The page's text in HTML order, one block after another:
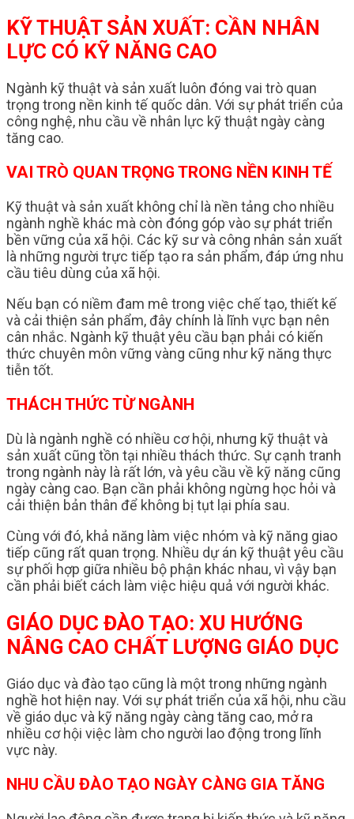
KỸ THUẬT SẢN XUẤT: CẦN NHÂN
LỰC CÓ KỸ NĂNG CAO
Ngành kỹ thuật và sản xuất luôn đóng vai trò quan
trọng trong nền kinh tế quốc dân. Với sự phát triển của
công nghệ, nhu cầu về nhân lực kỹ thuật ngày càng
tăng cao.
VAI TRÒ QUAN TRỌNG TRONG NỀN KINH TẾ
Kỹ thuật và sản xuất không chỉ là nền tảng cho nhiều
ngành nghề khác mà còn đóng góp vào sự phát triển
bền vững của xã hội. Các kỹ sư và công nhân sản xuất
là những người trực tiếp tạo ra sản phẩm, đáp ứng nhu
cầu tiêu dùng của xã hội.
Nếu bạn có niềm đam mê trong việc chế tạo, thiết kế
và cải thiện sản phẩm, đây chính là lĩnh vực bạn nên
cân nhắc. Ngành kỹ thuật yêu cầu bạn phải có kiến
thức chuyên môn vững vàng cũng như kỹ năng thực
tiễn tốt.
THÁCH THỨC TỪ NGÀNH
Dù là ngành nghề có nhiều cơ hội, nhưng kỹ thuật và
sản xuất cũng tồn tại nhiều thách thức. Sự cạnh tranh
trong ngành này là rất lớn, và yêu cầu về kỹ năng cũng
ngày càng cao. Bạn cần phải không ngừng học hỏi và
cải thiện bản thân để không bị tụt lại phía sau.
Cùng với đó, khả năng làm việc nhóm và kỹ năng giao
tiếp cũng rất quan trọng. Nhiều dự án kỹ thuật yêu cầu
sự phối hợp giữa nhiều bộ phận khác nhau, vì vậy bạn
cần phải biết cách làm việc hiệu quả với người khác.
GIÁO DỤC ĐÀO TẠO: XU HƯỚNG
NÂNG CAO CHẤT LƯỢNG GIÁO DỤC
Giáo dục và đào tạo cũng là một trong những ngành
nghề hot hiện nay. Với sự phát triển của xã hội, nhu cầu
về giáo dục và kỹ năng ngày càng tăng cao, mở ra
nhiều cơ hội việc làm cho người lao động trong lĩnh
vực này.
NHU CẦU ĐÀO TẠO NGÀY CÀNG GIA TĂNG